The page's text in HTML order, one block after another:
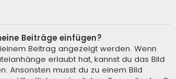
Beiträge einfügen?
Beitrag angezeigt werden. Wenn
erlaubt hat, kannst du das Bild
Ansonsten musst du zu einem Bild